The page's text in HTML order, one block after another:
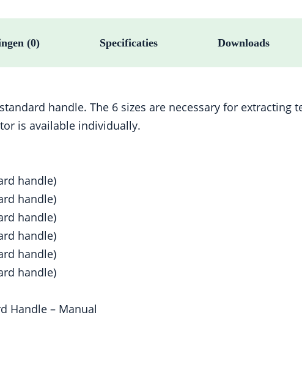
(0) Specificaties Downloads
handle. The 6 sizes are necessary for extracting
is available individually.
handle)
handle)
handle)
handle)
handle)
handle)
Handle – Manual